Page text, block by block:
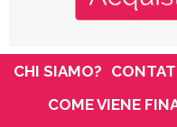
CHI SIAMO?
COME VIENE